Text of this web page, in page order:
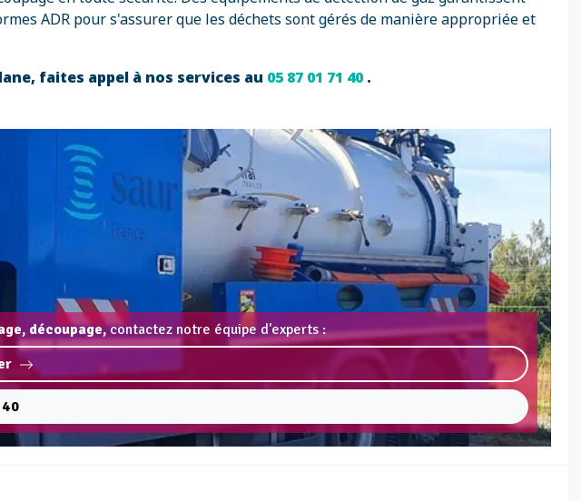
ADR pour s'assurer que les déchets sont gérés de manière appropriée et
faites appel à nos services au 05 87 01 71 40.
découpage,contactez notre équipe d'experts :
40